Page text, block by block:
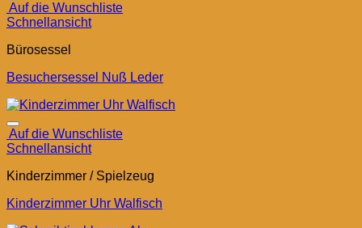
Auf die Wunschliste
Schnellansicht
Bürosessel
Besuchersessel Nuß Leder
Auf die Wunschliste
Schnellansicht
Kinderzimmer / Spielzeug
Kinderzimmer Uhr Walfisch